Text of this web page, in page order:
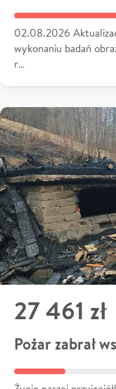
02.08.2026
wykonaniu badań
r…
27 461 zł
Pożar zabrał